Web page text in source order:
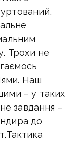
Трохи не
Наш
– у таких
завдання –
до